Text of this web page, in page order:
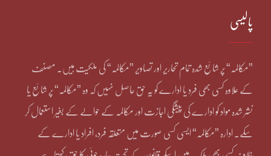
پالیسی
”مکالمہ“ پر شائع شدہ تمام تحاریر اور تصاویر ”مکالمہ“ کی ملکیت ہیں۔ مصنف
کے علاوہ کسی بھی فرد یا ادارے کو یہ حق حاصل نہیں کہ وہ ”مکالمہ“ پر شائع یا
نشر شدہ مواد کو ادارے کی پیشگی اجازت اور مکالمہ کے حوالے کے بغیر استعمال کر
سکے۔ ادارہ ”مکالمہ“ ایسی کسی صورت میں متعلقہ فرد، افراد یا ادارے کے